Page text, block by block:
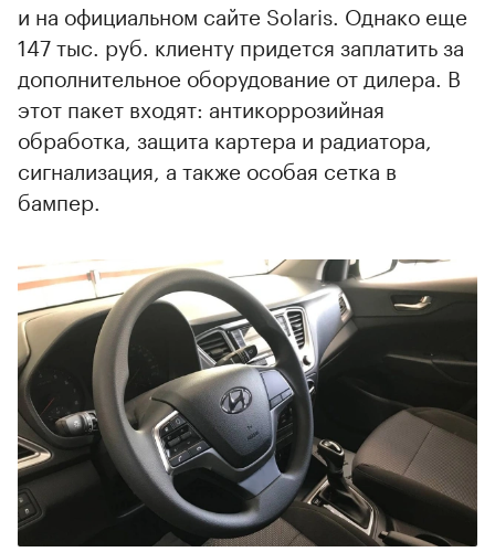
и на официальном сайте Solaris. Однако еще
147 тыс. руб. клиенту придется заплатить за
дополнительное оборудование от дилера. В
этот пакет входят: антикоррозийная
обработка, защита картера и радиатора,
сигнализация, а также особая сетка в
бампер.